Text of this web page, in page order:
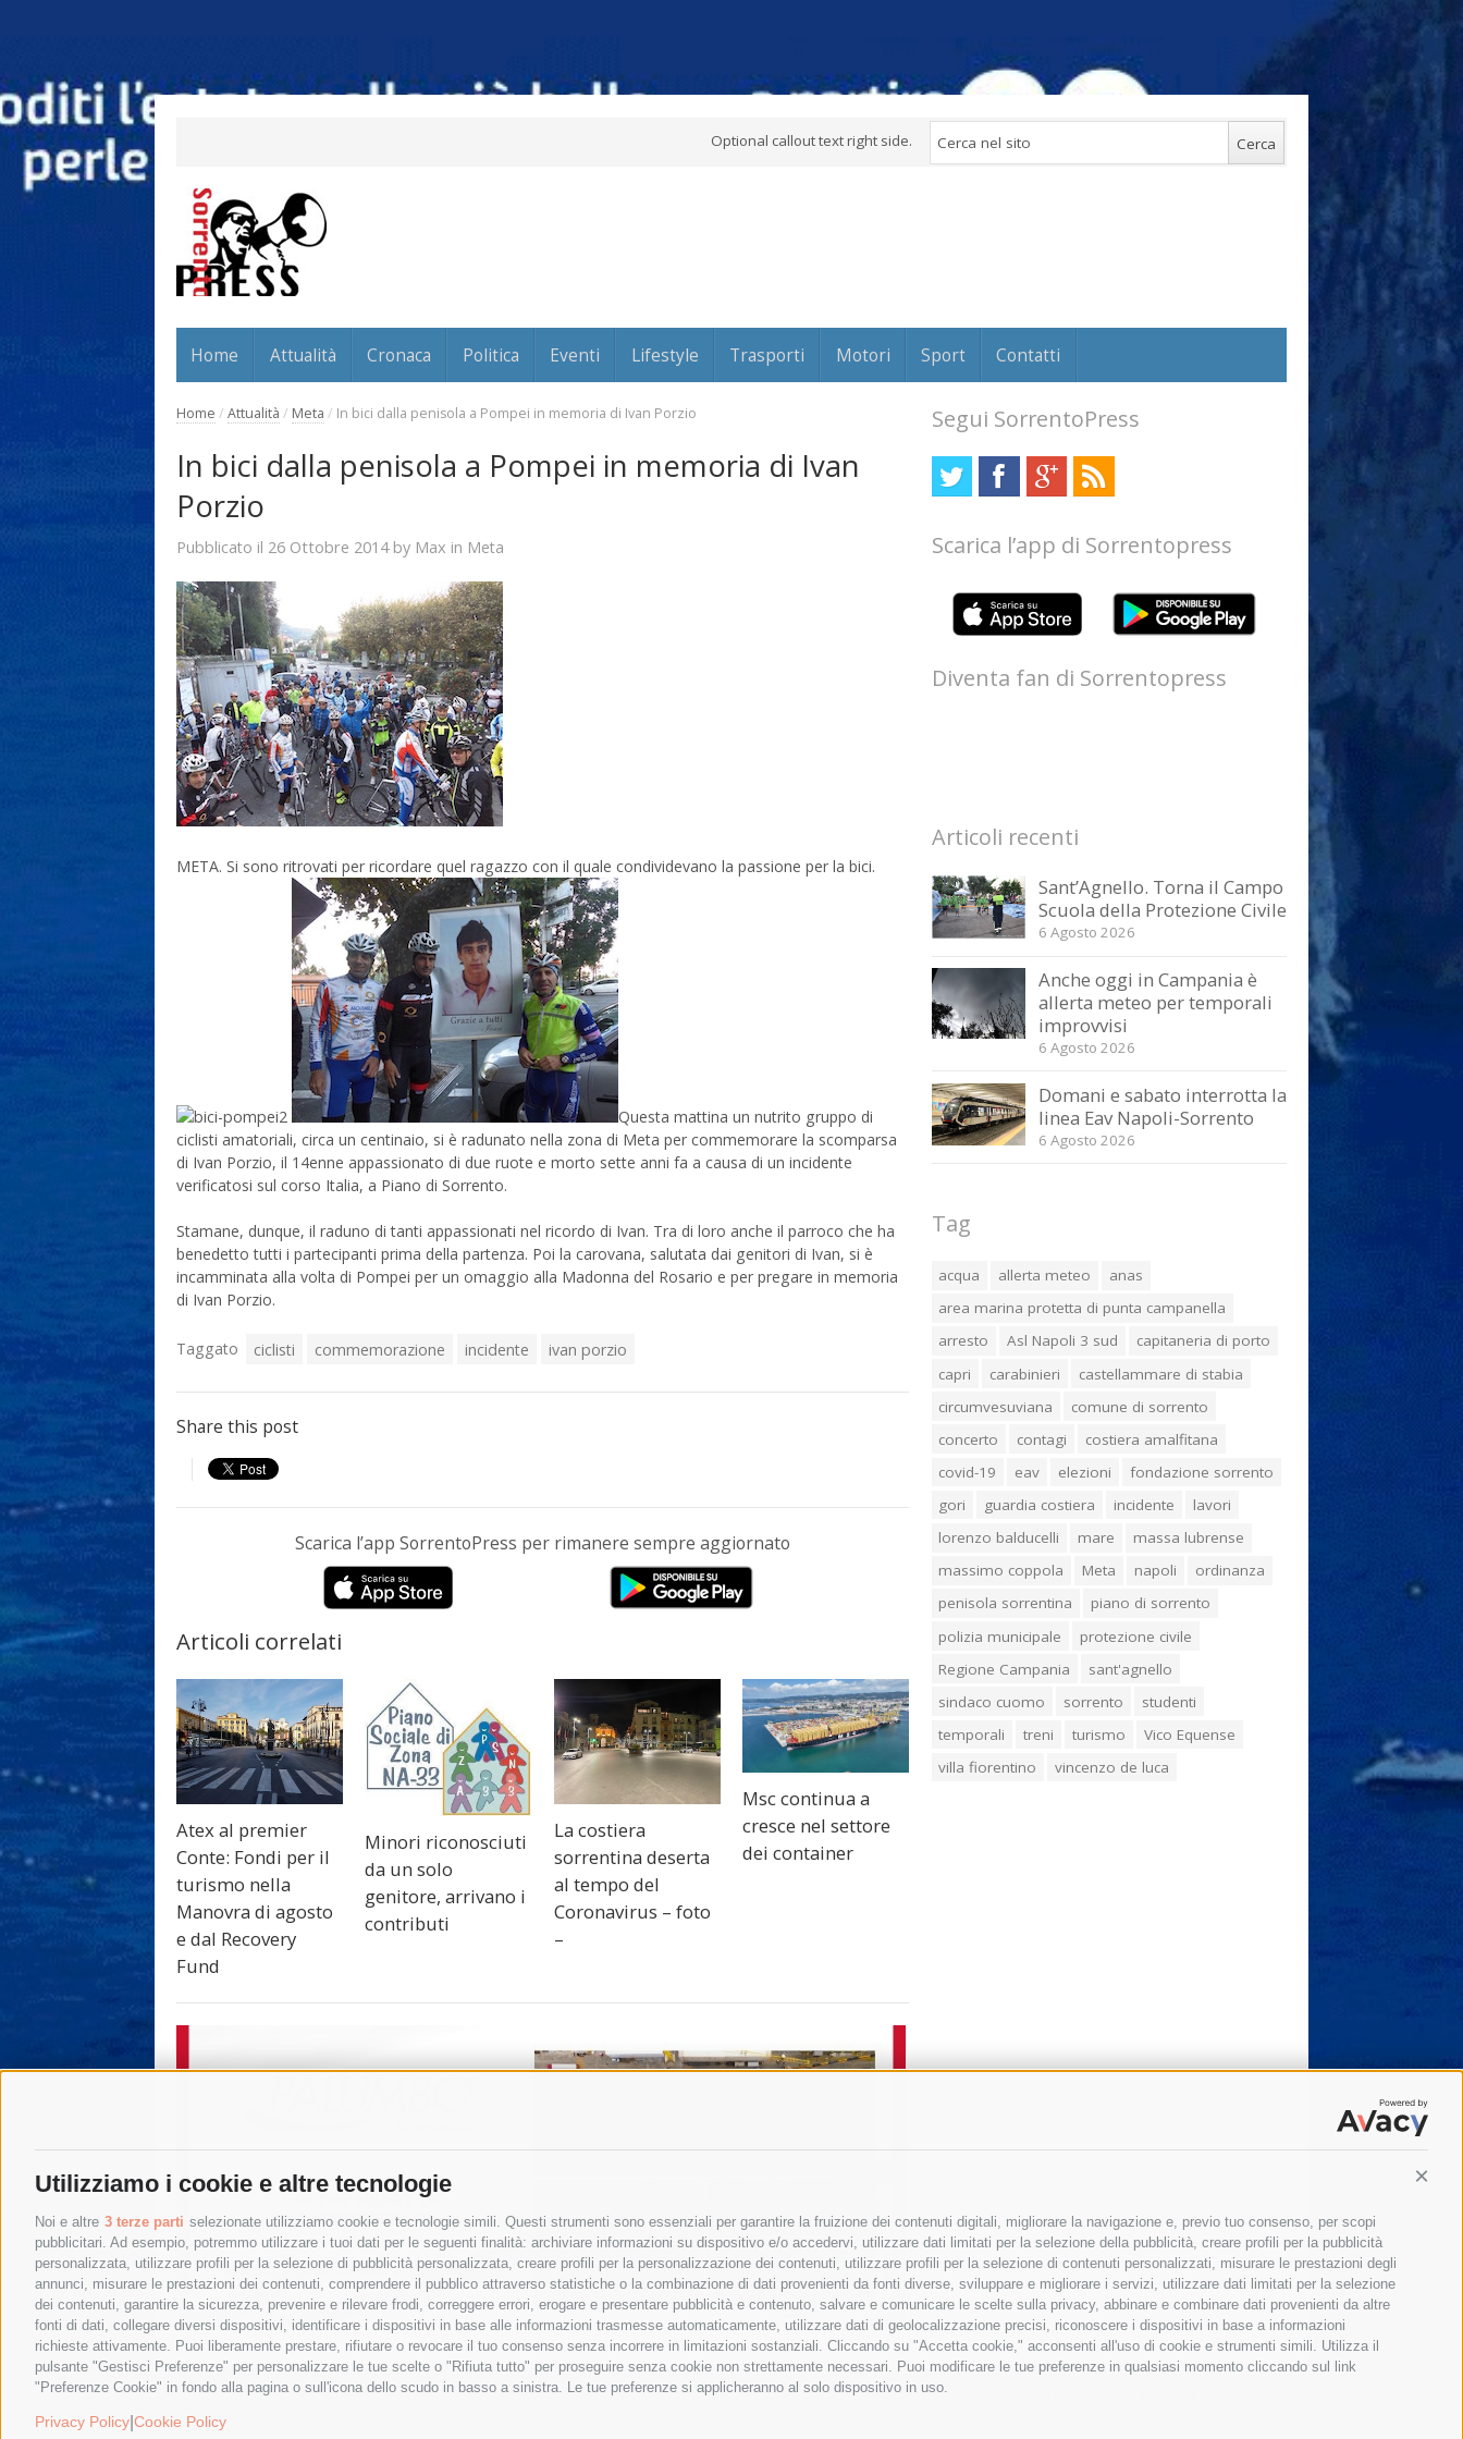
Utilizziamo i cookie e altre tecnologie
Noi e altre 3 terze parti selezionate utilizziamo cookie e tecnologie simili. Questi strumenti sono essenziali per garantire la fruizione dei contenuti digitali, migliorare la navigazione e, previo tuo consenso, per scopi
pubblicitari. Ad esempio, potremmo utilizzare i tuoi dati per le seguenti finalità: archiviare informazioni su dispositivo e/o accedervi, utilizzare dati limitati per la selezione della pubblicità, creare profili per la pubblicità
personalizzata, utilizzare profili per la selezione di pubblicità personalizzata, creare profili per la personalizzazione dei contenuti, utilizzare profili per la selezione di contenuti personalizzati, misurare le prestazioni degli
annunci, misurare le prestazioni dei contenuti, comprendere il pubblico attraverso statistiche o la combinazione di dati provenienti da fonti diverse, sviluppare e migliorare i servizi, utilizzare dati limitati per la selezione
dei contenuti, garantire la sicurezza, prevenire e rilevare frodi, correggere errori, erogare e presentare pubblicità e contenuto, salvare e comunicare le scelte sulla privacy, abbinare e combinare dati provenienti da altre
fonti di dati, collegare diversi dispositivi, identificare i dispositivi in base alle informazioni trasmesse automaticamente, utilizzare dati di geolocalizzazione precisi, riconoscere i dispositivi in base a informazioni
richieste attivamente. Puoi liberamente prestare, rifiutare o revocare il tuo consenso senza incorrere in limitazioni sostanziali. Cliccando su "Accetta cookie," acconsenti all'uso di cookie e strumenti simili. Utilizza il
pulsante "Gestisci Preferenze" per personalizzare le tue scelte o "Rifiuta tutto" per proseguire senza cookie non strettamente necessari. Puoi modificare le tue preferenze in qualsiasi momento cliccando sul link
"Preferenze Cookie" in fondo alla pagina o sull'icona dello scudo in basso a sinistra. Le tue preferenze si applicheranno al solo dispositivo in uso.
Privacy Policy Cookie Policy
Optional callout text right side.
Home Attualità Cronaca Politica Eventi Lifestyle Trasporti Motori Sport Contatti
Home / Attualità / Meta / In bici dalla penisola a Pompei in memoria di Ivan Porzio
In bici dalla penisola a Pompei in memoria di Ivan
Porzio
Pubblicato il 26 Ottobre 2014by Max in Meta
META. Si sono ritrovati per ricordare quel ragazzo con il quale condividevano la passione per la bici.
Questa mattina un nutrito gruppo di
ciclisti amatoriali, circa un centinaio, si è radunato nella zona di Meta per commemorare la scomparsa
di Ivan Porzio, il 14enne appassionato di due ruote e morto sette anni fa a causa di un incidente
verificatosi sul corso Italia, a Piano di Sorrento.
Stamane, dunque, il raduno di tanti appassionati nel ricordo di Ivan. Tra di loro anche il parroco che ha
benedetto tutti i partecipanti prima della partenza. Poi la carovana, salutata dai genitori di Ivan, si è
incamminata alla volta di Pompei per un omaggio alla Madonna del Rosario e per pregare in memoria
di Ivan Porzio.
Taggato ciclisti commemorazione incidente ivan porzio
Share this post
Scarica l’app SorrentoPress per rimanere sempre aggiornato
Articoli correlati
Atex al premier
Conte: Fondi per il
turismo nella
Manovra di agosto
e dal Recovery
Fund
Minori riconosciuti
da un solo
genitore, arrivano i
contributi
La costiera
sorrentina deserta
al tempo del
Coronavirus – foto
–
Msc continua a
cresce nel settore
dei container
Segui SorrentoPress
Scarica l’app di Sorrentopress
Diventa fan di Sorrentopress
Articoli recenti
Sant’Agnello. Torna il Campo
Scuola della Protezione Civile
6 Agosto 2026
Anche oggi in Campania è
allerta meteo per temporali
improvvisi
6 Agosto 2026
Domani e sabato interrotta la
linea Eav Napoli-Sorrento
6 Agosto 2026
Tag
acqua allerta meteo
anas
area marina protetta di punta campanella
arresto
Asl Napoli 3 sud
capitaneria di porto
capri
carabinieri
castellammare di stabia
circumvesuviana
comune di sorrento
concerto
contagi
costiera amalfitana
covid-19
eav elezioni
fondazione sorrento
gori
guardia costiera incidente
lavori
lorenzo balducelli
mare
massa lubrense
massimo coppola
Meta napoli
ordinanza
penisola sorrentina
piano di sorrento
polizia municipale
protezione civile
Regione Campania
sant'agnello
sindaco cuomo
sorrento
studenti
temporali
treni turismo
Vico Equense
villa fiorentino
vincenzo de luca
© 2015 SorrentoPress. All rights reserved.
Privacy policy